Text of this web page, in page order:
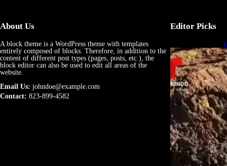
About Us
A block theme is a WordPress theme with templates
entirely composed of blocks. Therefore, in addition to the
content of different post types (pages, posts, etc.), the
block editor can also be used to edit all areas of the
website.
Email Us: johndoe@example.com
Contact: 823-899-4582
Editor Picks